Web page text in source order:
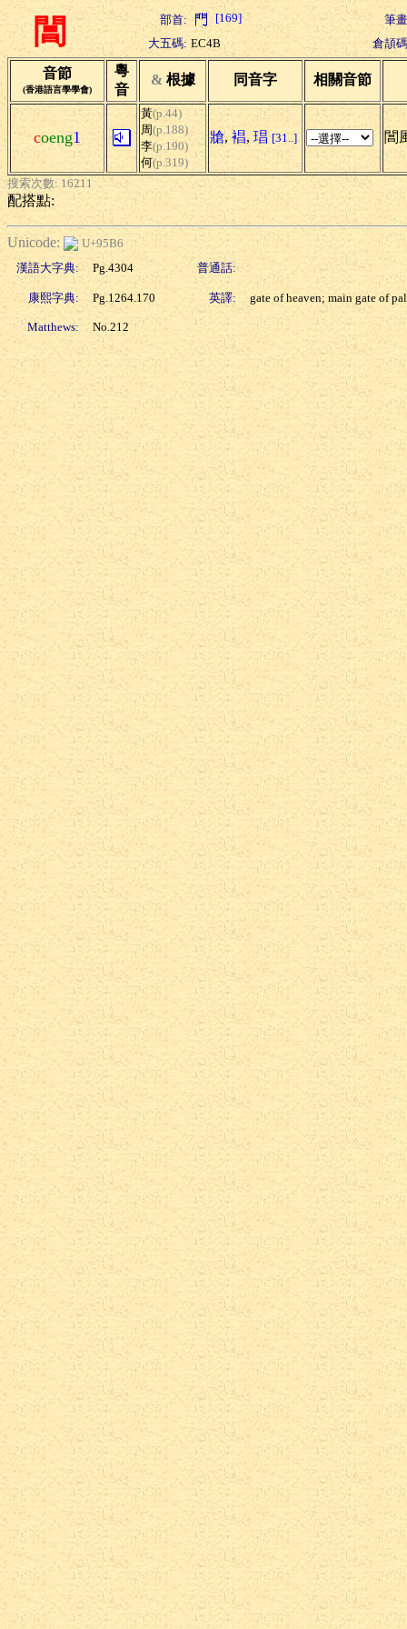
閶 部首: [169]
筆
大五碼: EC4B 倉頡
音節
(香港語言學學會)
粵
音
& 根據 同音字 相關音節
coeng1
黃(p.44)
周(p.188)
李(p.190)
何(p.319)
牄, 裮, 琩 [31..] 閶
搜索次數: 16211
配搭點:
Unicode:
U+95B6
漢語大字典:
Pg.4304 普通話:
康熙字典: Pg.1264.170 英譯: gate of heaven; main gate of
Matthews: No.212